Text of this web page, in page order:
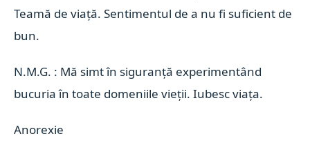
Teamă de viață. Sentimentul de a nu fi suficient de
bun.
N.M.G. : Mă simt în siguranță experimentând
bucuria în toate domeniile vieții. Iubesc viața.
Anorexie